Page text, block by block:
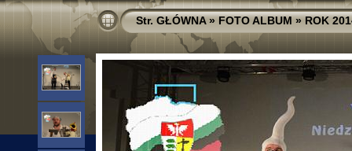
Str. GŁÓWNA»FOTO ALBUM»ROK